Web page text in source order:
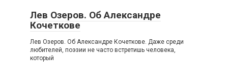
Лев Озеров. Об Александре
Кочеткове
Лев Озеров. Об Александре Кочеткове. Даже среди
любителей, поэзии не часто встретишь человека,
который